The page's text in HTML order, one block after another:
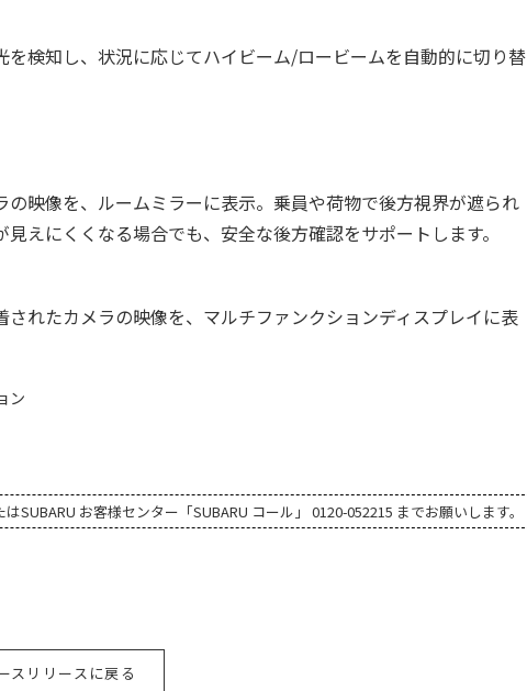
検知し、状況に応じてハイビーム/ロービームを自動的に切り替
映像を、ルームミラーに表示。乗員や荷物で後方視界が遮られ
えにくくなる場合でも、安全な後方確認をサポートします。
れたカメラの映像を、マルチファンクションディスプレイに表
ン
お客様センター「SUBARU コール」 0120-052215 までお願いします。
スリリースに戻る